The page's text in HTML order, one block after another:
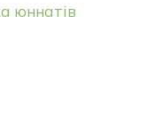
юннатів